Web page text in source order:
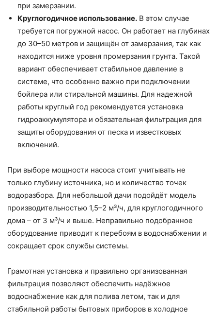
при замерзании.
Круглогодичное использование. В этом случае
требуется погружной насос. Он работает на глубинах
до 30–50 метров и защищён от замерзания, так как
находится ниже уровня промерзания грунта. Такой
вариант обеспечивает стабильное давление в
системе, что особенно важно при подключении
бойлера или стиральной машины. Для надежной
работы круглый год рекомендуется установка
гидроаккумулятора и обязательная фильтрация для
защиты оборудования от песка и известковых
включений.
При выборе мощности насоса стоит учитывать не
только глубину источника, но и количество точек
водоразбора. Для небольшой дачи подойдёт модель
производительностью 1,5–2 м³/ч, для круглогодичного
дома – от 3 м³/ч и выше. Неправильно подобранное
оборудование приводит к перебоям в водоснабжении и
сокращает срок службы системы.
Грамотная установка и правильно организованная
фильтрация позволяют обеспечить надёжное
водоснабжение как для полива летом, так и для
стабильной работы бытовых приборов в холодное